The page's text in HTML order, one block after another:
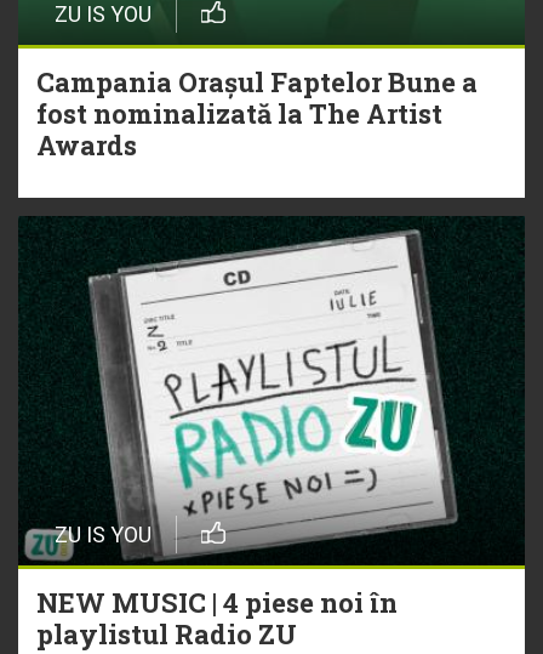
ZU IS YOU
Campania Orașul Faptelor Bune a
fost nominalizată la The Artist
Awards
ZU IS YOU
NEW MUSIC | 4 piese noi în
playlistul Radio ZU